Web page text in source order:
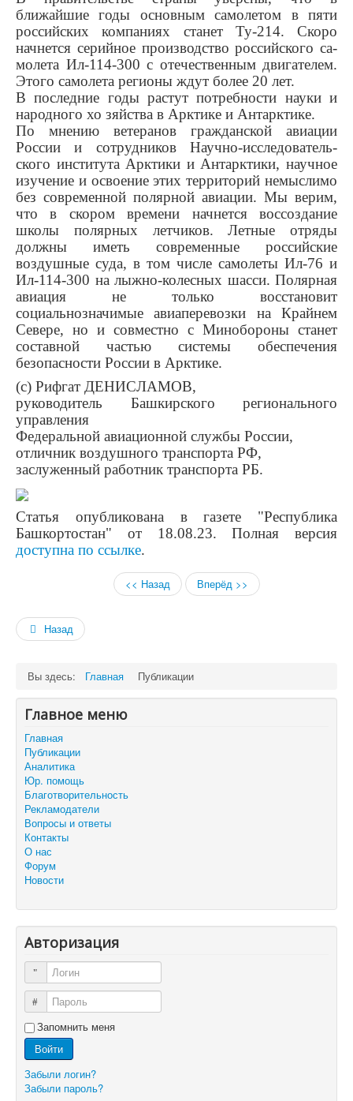
ближайшие годы ос­новным самолетом в пяти
рос­сийских компаниях станет Ту-214. Скоро
начнется серийное производство российского са­
молета Ил-114-300 с отече­ственным двигателем.
Этого са­молета регионы ждут более 20 лет.
В последние годы растут по­требности науки и
народного хо­ зяйства в Арктике и Антарктике.
По мнению ветеранов гражданской авиации
России и сотруд­ников Научно-исследователь­
ского института Арктики и Ан­тарктики, научное
изучение и освоение этих территорий не­мыслимо
без современной по­лярной авиации. Мы верим,
что в скором времени начнется вос­создание
школы полярных лет­чиков. Летные отряды
должны иметь современные российские
воздушные суда, в том числе са­молеты Ил-76 и
Ил-114-300 на лыжно-колесных шасси. Поляр­ная
авиация не только восста­новит
социальнозначимые авиа­перевозки на Крайнем
Севере, но и совместно с Минобороны станет
составной частью систе­мы обеспечения
безопасности России в Арктике.
(с) Рифгат ДЕНИСЛАМОВ,
руководитель Башкирского регионального
управления
Федеральной авиационной службы России,
отличник воздушного транспорта РФ,
заслуженный работник транспорта РБ.
Статья опубликована в газете "Республика
Башкортостан" от 18.08.23. Полная версия
доступна по ссылке.
<< Назад Вперёд >>
Назад
Вы здесь: Главная Публикации
Главное меню
Главная
Публикации
Аналитика
Юр. помощь
Благотворительность
Рекламодатели
Вопросы и ответы
Контакты
О нас
Форум
Новости
Авторизация
Логин
Пароль
Запомнить меня
Войти
Забыли логин?
Забыли пароль?